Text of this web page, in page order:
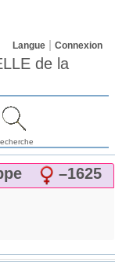
Langue Connexion
de la
–1625